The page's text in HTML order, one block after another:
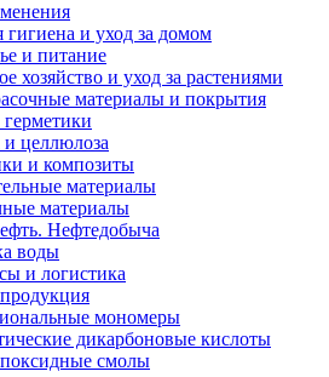
гигиена и уход за домом
и питание
хозяйство и уход за растениями
материалы и покрытия
и целлюлоза
и композиты
материалы
материалы
Нефтедобыча
воды
и логистика
мономеры
дикарбоновые кислоты
смолы